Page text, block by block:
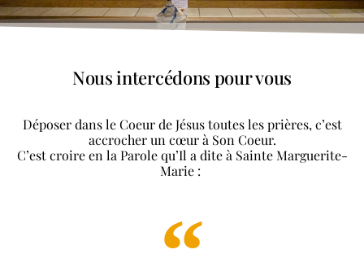
Nous intercédons pour vous
Déposer dans le Coeur de Jésus toutes les prières, c’est
accrocher un cœur à Son Coeur.
C’est croire en la Parole qu’Il a dite à Sainte Marguerite-
Marie :